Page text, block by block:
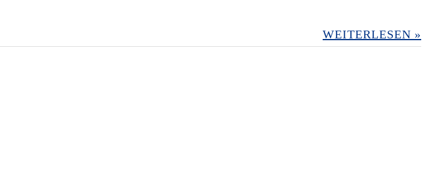
WEITERLESEN »